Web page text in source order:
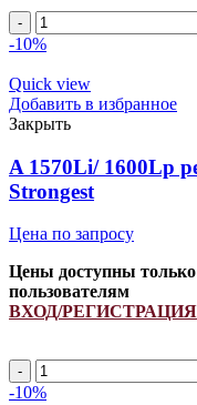
Ремень
661245.0/
N15202/
274339M91/
843008M1
INDFORCE
quantity
-10%
Quick view
Добавить в избранное
Закрыть
A 1570Li/ 1600Lp
Strongest
Цена по запросу
Цены доступны
пользователям
ВХОД/РЕГИСТРАЦИЯ
A
1570Li/
-10%